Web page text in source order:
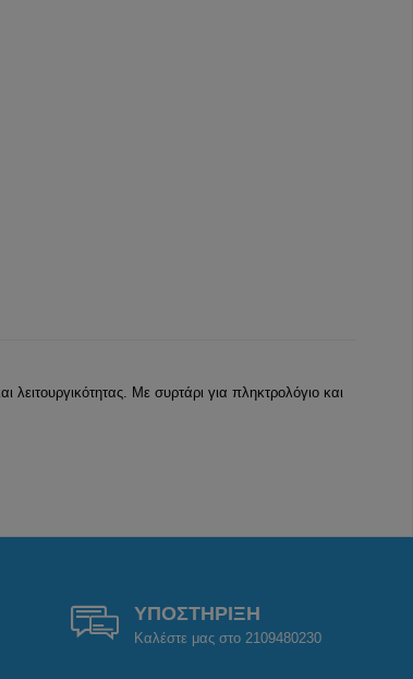
Με συρτάρι για πληκτρολόγιο και
ΥΠΟΣΤΗΡΙΞΗ
Καλέστε μας στο 2109480230